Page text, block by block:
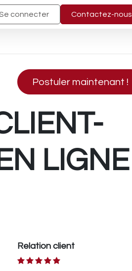
connecter Contactez-nous
Postuler maintenant !
LIGNE
Relation client